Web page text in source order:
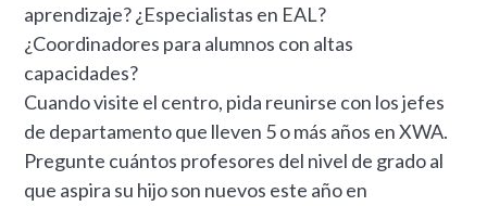
aprendizaje? ¿Especialistas en EAL?
¿Coordinadores para alumnos con altas
capacidades?
Cuando visite el centro, pida reunirse con los jefes
de departamento que lleven 5 o más años en XWA.
Pregunte cuántos profesores del nivel de grado al
que aspira su hijo son nuevos este año en